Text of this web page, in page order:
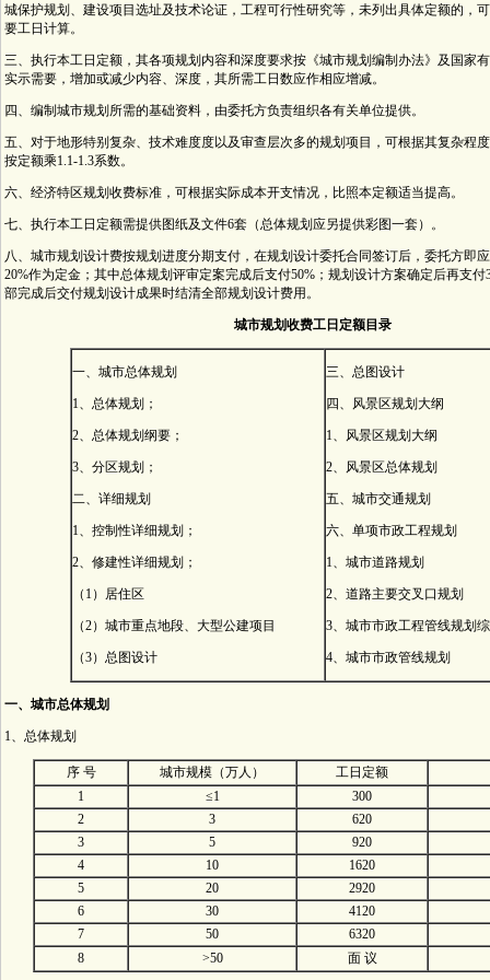
城保护规划、建设项目选址及技术论证，工程可行性研究等，未列出具体定额的，
要工日计算。
三、执行本工日定额，其各项规划内容和深度要求按《城市规划编制办法》及国家
实示需要，增加或减少内容、深度，其所需工日数应作相应增减。
四、编制城市规划所需的基础资料，由委托方负责组织各有关单位提供。
五、对于地形特别复杂、技术难度度以及审查层次多的规划项目，可根据其复杂程
按定额乘1.1-1.3系数。
六、经济特区规划收费标准，可根据实际成本开支情况，比照本定额适当提高。
七、执行本工日定额需提供图纸及文件6套（总体规划应另提供彩图一套）。
八、城市规划设计费按规划进度分期支付，在规划设计委托合同签订后，委托方即
20%作为定金；其中总体规划评审定案完成后支付50%；规划设计方案确定后再支
部完成后交付规划设计成果时结清全部规划设计费用。
城市规划收费工日定额目录
一、城市总体规划
1、总体规划；
2、总体规划纲要；
3、分区规划；
二、详细规划
1、控制性详细规划；
2、修建性详细规划；
（1）居住区
（2）城市重点地段、大型公建项目
（3）总图设计
三、总图设计
四、风景区规划大纲
1、风景区规划大纲
2、风景区总体规划
五、城市交通规划
六、单项市政工程规划
1、城市道路规划
2、道路主要交叉口规划
3、城市市政工程管线规划
4、城市市政管线规划
一、城市总体规划
1、总体规划
序 号 城市规模（万人）
工日定额
1
≤1
300
2
3
620
3
5
920
4
10
1620
5
20
2920
6
30
4120
7
50
6320
8
>50 面 议